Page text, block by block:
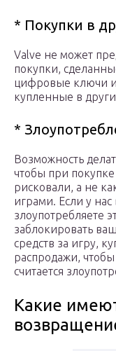
* Покупки в
Valve не может
покупки,
цифровые ключи
купленные в
*
Возможность
чтобы при
рисковали, а не
играми. Если у
злоупотребляете
заблокировать
средств за игру,
распродажи,
считается
Какие